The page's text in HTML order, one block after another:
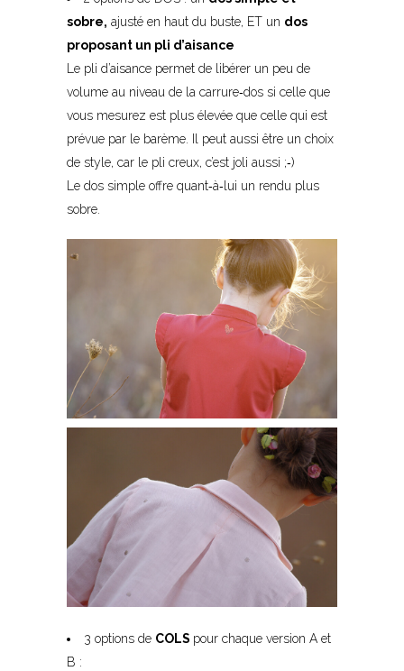
sobre, ajusté en haut du buste, ET un dos
proposant un pli d’aisance
Le pli d’aisance permet de libérer un peu de
volume au niveau de la carrure‐dos si celle que
vous mesurez est plus élevée que celle qui est
prévue par le barème. Il peut aussi être un choix
de style, car le pli creux, c’est joli aussi ;‐)
Le dos simple offre quant‐à‐lui un rendu plus
sobre.
3 options de COLS pour chaque version A et
B :